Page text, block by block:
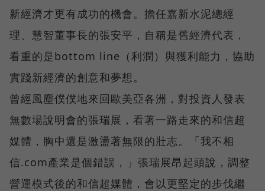
新經濟才更有成功的機會。擔任嘉新水泥總經
理、慧智董事長的張安平，自稱是舊經濟代表，
看重的是bottom line（利潤）與獲利能力，協助
實踐新經濟的創意和夢想。
曾經風塵僕僕地來回歐美亞各洲，對投資人發表
無數場說明會的張瑞展，看著一路走來的和信超
媒體，胸中還是激盪著無限的壯志。「我不相
信.com產業是個錯誤，」張瑞展昂起頭說，調整
營運模式後的和信超媒體，會以更堅定的步伐繼